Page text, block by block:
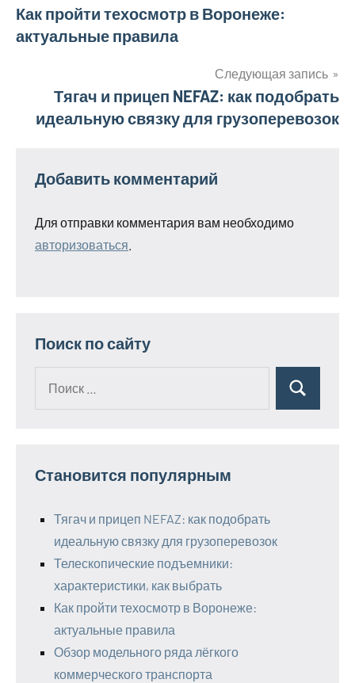
Навигация
по
Как пройти техосмотр в Воронеже:
актуальные правила
Следующая запись
Тягач и прицеп NEFAZ: как подобрать
идеальную связку для грузоперевозок
Добавить комментарий
Для отправки комментария вам необходимо
авторизоваться
Поиск по сайту
Поиск
Становится популярным
Тягач и прицеп NEFAZ: как подобрать
идеальную связку для грузоперевозок
Телескопические подъемники:
характеристики, как выбрать
Как пройти техосмотр в Воронеже:
актуальные правила
Обзор модельного ряда лёгкого
коммерческого транспорта